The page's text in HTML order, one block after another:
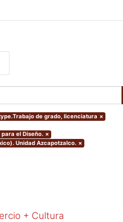
de grado, licenciatura ×
el Diseño. ×
Unidad Azcapotzalco. ×
+ Cultura